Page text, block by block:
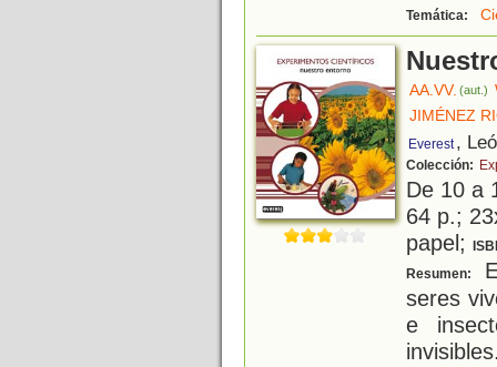
Temática:
AA.VV. (aut.)
JIMÉNEZ
Everest ,
Colección:
De 10 a
64 p.;
papel;
Resumen:
seres
e